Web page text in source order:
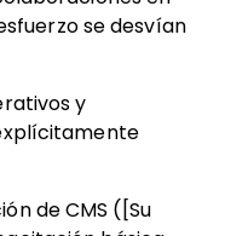
se desvían
y
de CMS ([Su